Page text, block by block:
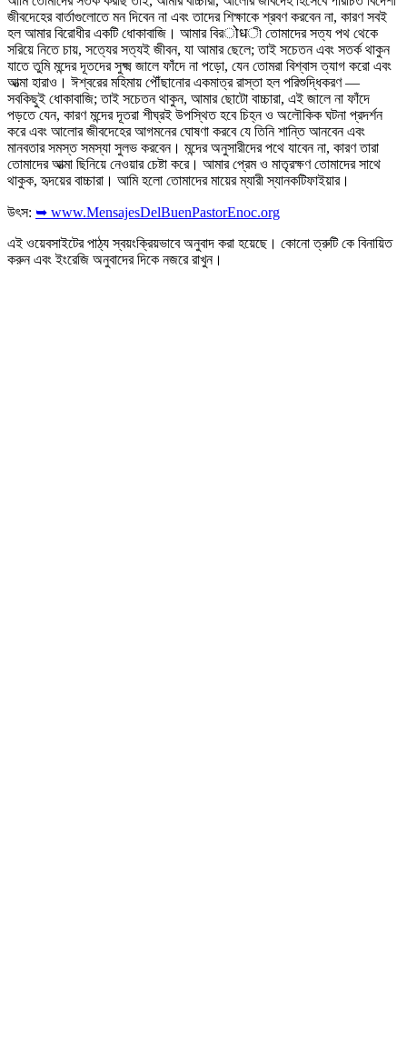
জীবদেহের বার্তাগুলোতে মন দিবেন না এবং তাদের শিক্ষাকে শ্রবণ করবেন না, কারণ সবই
হল আমার বিরোধীর একটি ধোকাবাজি। আমার বিরोधী তোমাদের সত্য পথ থেকে
সরিয়ে নিতে চায়, সত্যের সত্যই জীবন, যা আমার ছেলে; তাই সচেতন এবং সতর্ক থাকুন
যাতে তুমি মন্দের দূতদের সুক্ষ্ম জালে ফাঁদে না পড়ো, যেন তোমরা বিশ্বাস ত্যাগ করো এবং
আত্মা হারাও। ঈশ্বরের মহিমায় পৌঁছানোর একমাত্র রাস্তা হল পরিশুদ্ধিকরণ —
সবকিছুই ধোকাবাজি; তাই সচেতন থাকুন, আমার ছোটো বাচ্চারা, এই জালে না ফাঁদে
পড়তে যেন, কারণ মন্দের দূতরা শীঘ্রই উপস্থিত হবে চিহ্ন ও অলৌকিক ঘটনা প্রদর্শন
করে এবং আলোর জীবদেহের আগমনের ঘোষণা করবে যে তিনি শান্তি আনবেন এবং
মানবতার সমস্ত সমস্যা সুলভ করবেন। মন্দের অনুসারীদের পথে যাবেন না, কারণ তারা
তোমাদের আত্মা ছিনিয়ে নেওয়ার চেষ্টা করে। আমার প্রেম ও মাতৃরক্ষণ তোমাদের সাথে
থাকুক, হৃদয়ের বাচ্চারা। আমি হলো তোমাদের মায়ের ম্যারী স্যানকটিফাইয়ার।
উৎস: ➥ www.MensajesDelBuenPastorEnoc.org
এই ওয়েবসাইটের পাঠ্য স্বয়ংক্রিয়ভাবে অনুবাদ করা হয়েছে। কোনো ত্রুটি কে বিনায়িত
করুন এবং ইংরেজি অনুবাদের দিকে নজরে রাখুন।